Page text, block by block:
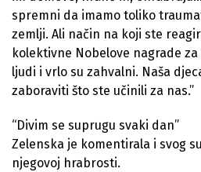
spremni da imamo toliko
zemlji. Ali način na koji ste
kolektivne Nobelove nagrade
ljudi i vrlo su zahvalni. Naša
zaboraviti što ste učinili za nas.”
“Divim se suprugu svaki dan”
Zelenska je komentirala i svog
njegovoj hrabrosti.